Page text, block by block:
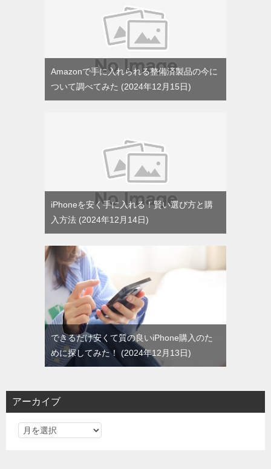
Amazonで手に入れられる整備済製品の今に
ついて調べてみた
2024年12月15日
iPhoneを安く手に入れる！賢い選び方と購
入方法
2024年12月14日
できるだけ安くて質の良いiPhone購入のた
めに探してみた！
2024年12月13日
アーカイブ
ア